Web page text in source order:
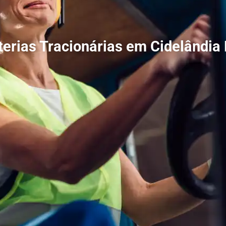
Tracionárias em Cidelândia